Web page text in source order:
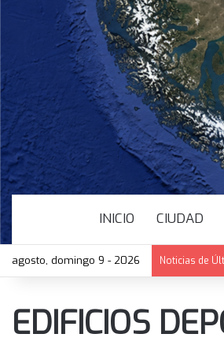
INICIO CIUDAD
agosto, domingo 9 - 2026 Noticias de
EDIFICIOS